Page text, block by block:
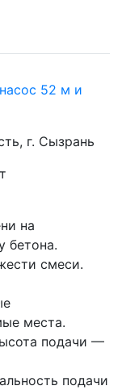
52 м и
г. Сызрань
на
бетона.
смеси.
места.
подачи —
подачи